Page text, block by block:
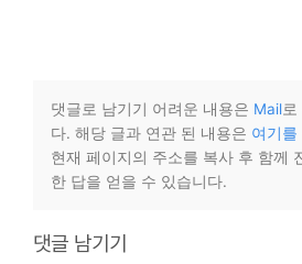
댓글로 남기기 어려운 내용은 Mail로
다. 해당 글과 연관 된 내용은 여기를
현재 페이지의 주소를 복사 후 함께
한 답을 얻을 수 있습니다.
댓글 남기기